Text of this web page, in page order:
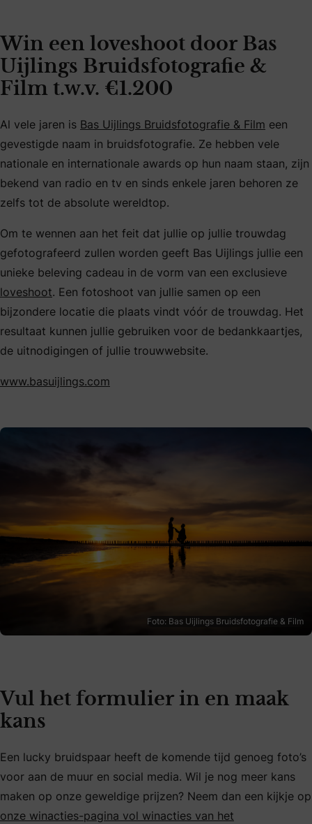
Win een loveshoot door Bas
Uijlings Bruidsfotografie &
Film t.w.v. €1.200
Al vele jaren is Bas Uijlings Bruidsfotografie & Film een
gevestigde naam in bruidsfotografie. Ze hebben vele
nationale en internationale awards op hun naam staan, zijn
bekend van radio en tv en sinds enkele jaren behoren ze
zelfs tot de absolute wereldtop.
Om te wennen aan het feit dat jullie op jullie trouwdag
gefotografeerd zullen worden geeft Bas Uijlings jullie een
unieke beleving cadeau in de vorm van een exclusieve
loveshoot. Een fotoshoot van jullie samen op een
bijzondere locatie die plaats vindt vóór de trouwdag. Het
resultaat kunnen jullie gebruiken voor de bedankkaartjes,
de uitnodigingen of jullie trouwwebsite.
www.basuijlings.com
Foto: Bas Uijlings Bruidsfotografie & Film
Vul het formulier in en maak
kans
Een lucky bruidspaar heeft de komende tijd genoeg foto’s
voor aan de muur en social media. Wil je nog meer kans
maken op onze geweldige prijzen? Neem dan een kijkje op
onze winacties-pagina vol winacties van het